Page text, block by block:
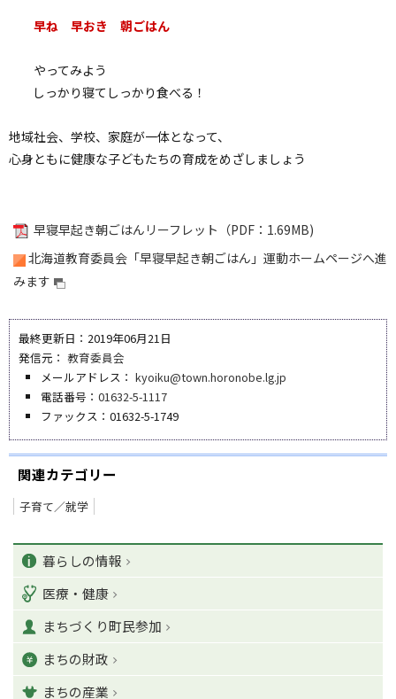
早ね 早おき 朝ごはん
やってみよう
しっかり寝てしっかり食べる！
地域社会、学校、家庭が一体となって、
心身ともに健康な子どもたちの育成をめざしましょう
早寝早起き朝ごはんリーフレット（PDF：1.69MB)
北海道教育委員会「早寝早起き朝ごはん」運動ホームページへ進
みます
最終更新日：2019年06月21日
発信元： 教育委員会
メールアドレス：kyoiku@town.horonobe.lg.jp
電話番号：01632-5-1117
ファックス：01632-5-1749
関連カテゴリー
子育て／就学
カ
テ
ゴ
リ
ー
暮らしの情報
医療・健康
まちづくり町民参加
まちの財政
まちの産業